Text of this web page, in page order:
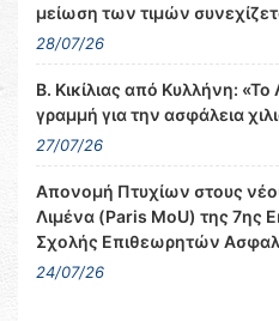
μείωση των τιμών
28/07/26
Β. Κικίλιας από Κυλλήνη:
γραμμή για την ασφάλεια
27/07/26
Απονομή Πτυχίων στους
Λιμένα (Paris MoU) της 7ης
Σχολής Επιθεωρητών
24/07/26